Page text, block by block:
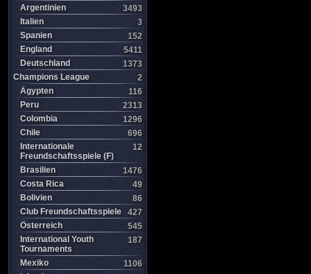
Argentinien
3493
Italien
3
Spanien
152
England
5411
Deutschland
1373
Champions League
2
Ägypten
116
Peru
2313
Colombia
1296
Chile
696
Internationale
Freundschaftsspiele (F)
12
Brasilien
1476
Costa Rica
49
Bolivien
86
Club Freundschaftsspiele
427
Österreich
545
International Youth
Tournaments
187
Mexiko
1106